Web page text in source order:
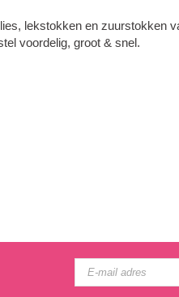
lekstokken en zuurstokken
voordelig, groot & snel.